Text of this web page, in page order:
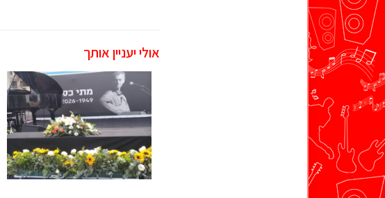
אולי יעניין אותך